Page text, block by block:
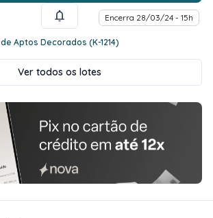
Encerra 28/03/24 - 15h
Aptos Decorados (K-1214)
Ver todos os lotes